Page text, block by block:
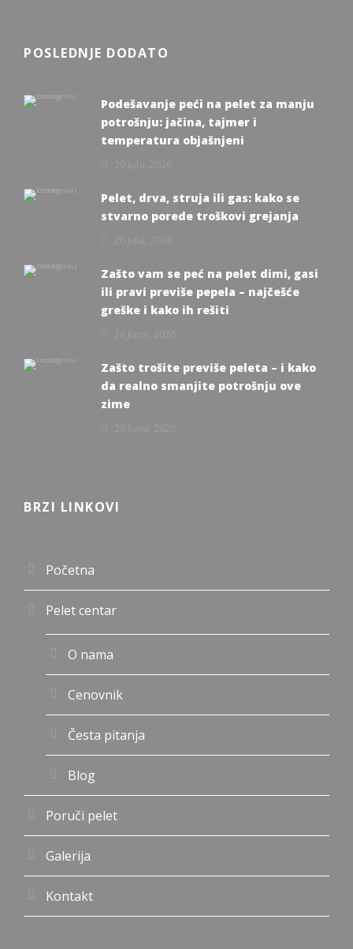
POSLEDNJE DODATO
Podešavanje peći na pelet za manju
potrošnju: jačina, tajmer i
temperatura objašnjeni
Pelet, drva, struja ili gas: kako se
stvarno porede troškovi grejanja
Zašto vam se peć na pelet dimi, gasi
ili pravi previše pepela – najčešće
greške i kako ih rešiti
Zašto trošite previše peleta – i kako
da realno smanjite potrošnju ove
zime
BRZI LINKOVI
Početna
Pelet centar
O nama
Cenovnik
Česta pitanja
Blog
Poruči pelet
Galerija
Kontakt